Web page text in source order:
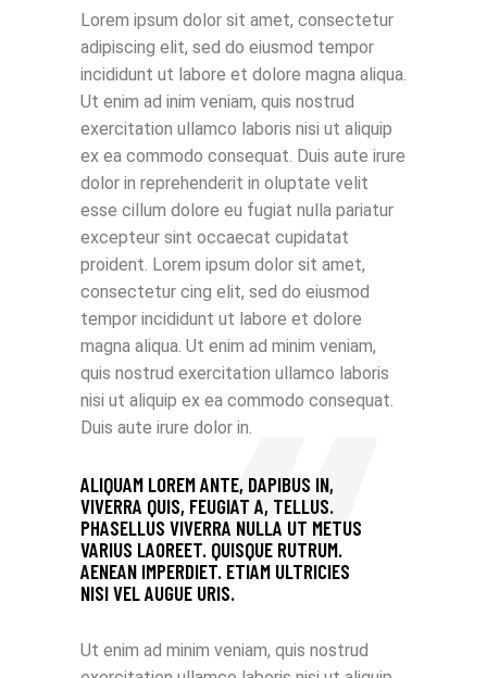
Lorem ipsum dolor sit amet, consectetur
adipiscing elit, sed do eiusmod tempor
incididunt ut labore et dolore magna aliqua.
Ut enim ad inim veniam, quis nostrud
exercitation ullamco laboris nisi ut aliquip
ex ea commodo consequat. Duis aute irure
dolor in reprehenderit in oluptate velit
esse cillum dolore eu fugiat nulla pariatur
excepteur sint occaecat cupidatat
proident. Lorem ipsum dolor sit amet,
consectetur cing elit, sed do eiusmod
tempor incididunt ut labore et dolore
magna aliqua. Ut enim ad minim veniam,
quis nostrud exercitation ullamco laboris
nisi ut aliquip ex ea commodo consequat.
Duis aute irure dolor in.
ALIQUAM LOREM ANTE, DAPIBUS IN,
VIVERRA QUIS, FEUGIAT A, TELLUS.
PHASELLUS VIVERRA NULLA UT METUS
VARIUS LAOREET. QUISQUE RUTRUM.
AENEAN IMPERDIET. ETIAM ULTRICIES
NISI VEL AUGUE URIS.
Ut enim ad minim veniam, quis nostrud